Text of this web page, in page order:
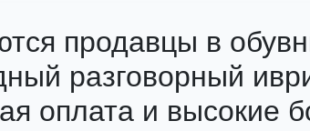
продавцы в
разговорный
оплата и высокие